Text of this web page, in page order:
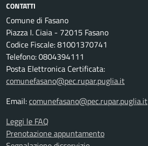
CONTATTI
Comune di Fasano
Piazza I. Ciaia - 72015 Fasano
Codice Fiscale: 81001370741
Telefono: 0804394111
Posta Elettronica Certificata:
comunefasano@pec.rupar.puglia.it
Email:comunefasano@pec.rupar.puglia.it
Leggi le FAQ
Prenotazione appuntamento